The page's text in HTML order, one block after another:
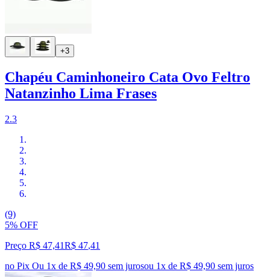
+3
Chapéu Caminhoneiro Cata Ovo Feltro
Natanzinho Lima Frases
2.3
(9)
5% OFF
Preço R$ 47,41R$ 47,41
no Pix Ou 1x de R$ 49,90 sem jurosou 1x de R$ 49,90 sem juros